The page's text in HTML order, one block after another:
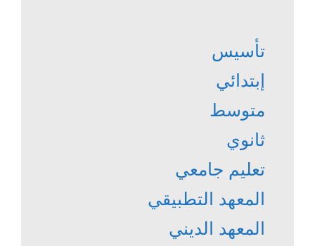
تأسيس
إبتدائي
متوسط
ثانوي
تعليم جامعي
المعهد التطبيقي
المعهد الديني